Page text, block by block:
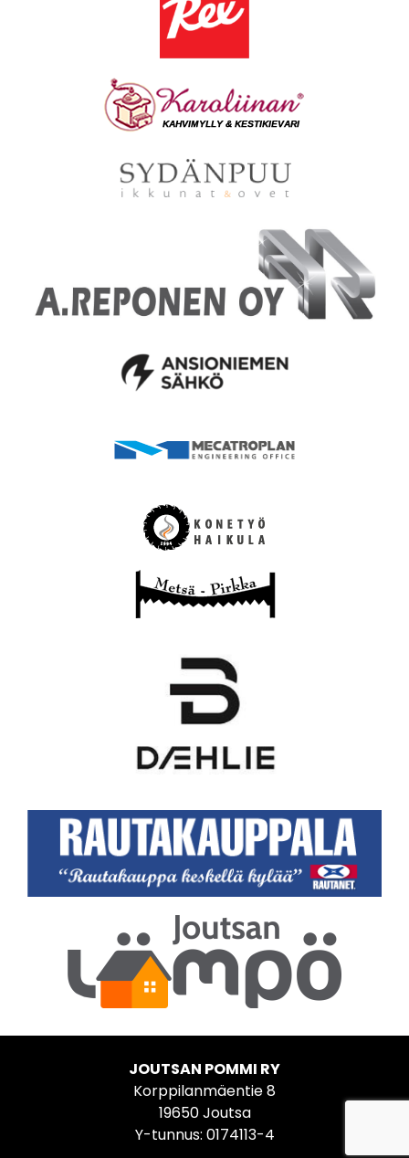
JOUTSAN POMMI RY
Korppilanmäentie 8
19650 Joutsa
Y-tunnus: 0174113-4